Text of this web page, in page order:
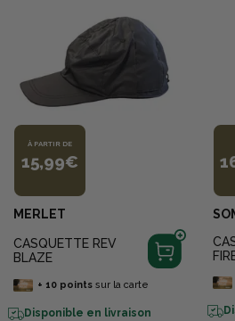
À PARTIR DE
15,99€
MERLET
CASQUETTE REV
BLAZE
+ 10pointssur la carte
Disponible en livraison